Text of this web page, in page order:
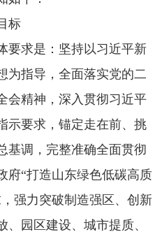
标
要求是：坚持以习近平新
为指导，全面落实党的二
会精神，深入贯彻习近平
示要求，锚定走在前、挑
基调，完整准确全面贯彻
府“打造山东绿色低碳高质
强力突破制造强区、创新
园区建设、城市提质、